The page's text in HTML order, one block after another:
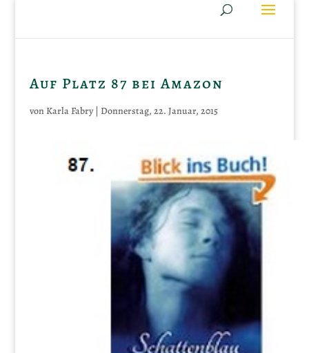
Auf Platz 87 bei Amazon
vonKarla Fabry| Donnerstag, 22. Januar, 2015